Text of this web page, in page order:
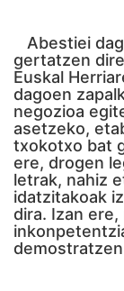
Abestiei
gertatzen
Euskal
dagoen
negozioa
asetzeko,
txokotxo bat
ere, drogen
letrak, nahiz
idatzitakoak
dira. Izan